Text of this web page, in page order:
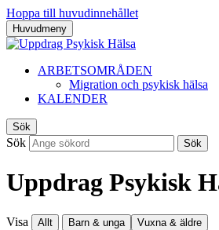
Hoppa till huvudinnehållet
Huvudmeny
ARBETSOMRÅDEN
Migration och psykisk hälsa
KALENDER
Sök
Sök Sök
Uppdrag Psykisk
Visa Allt Barn & unga Vuxna & äldre